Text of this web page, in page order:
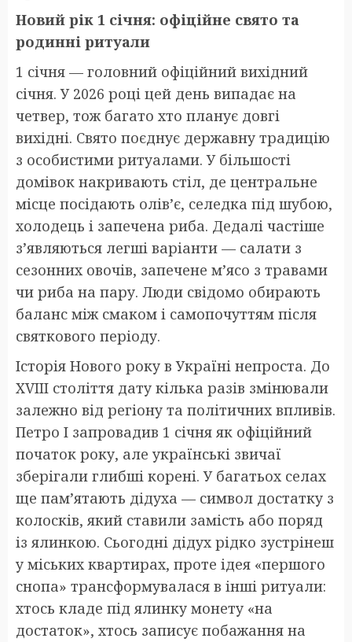
Новий рік 1 січня: офіційне свято та
родинні ритуали
1 січня — головний офіційний вихідний
січня. У 2026 році цей день випадає на
четвер, тож багато хто планує довгі
вихідні. Свято поєднує державну традицію
з особистими ритуалами. У більшості
домівок накривають стіл, де центральне
місце посідають олів’є, селедка під шубою,
холодець і запечена риба. Дедалі частіше
з’являються легші варіанти — салати з
сезонних овочів, запечене м’ясо з травами
чи риба на пару. Люди свідомо обирають
баланс між смаком і самопочуттям після
святкового періоду.
Історія Нового року в Україні непроста. До
XVIII століття дату кілька разів змінювали
залежно від регіону та політичних впливів.
Петро І запровадив 1 січня як офіційний
початок року, але українські звичаї
зберігали глибші корені. У багатьох селах
ще пам’ятають дідуха — символ достатку з
колосків, який ставили замість або поряд
із ялинкою. Сьогодні дідух рідко зустрінеш
у міських квартирах, проте ідея «першого
снопа» трансформувалася в інші ритуали:
хтось кладе під ялинку монету «на
достаток», хтось записує побажання на